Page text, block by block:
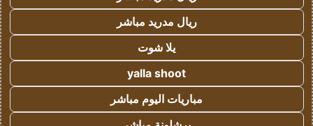
ريال مدريد مباشر
يلا شوت
yalla shoot
مباريات اليوم مباشر